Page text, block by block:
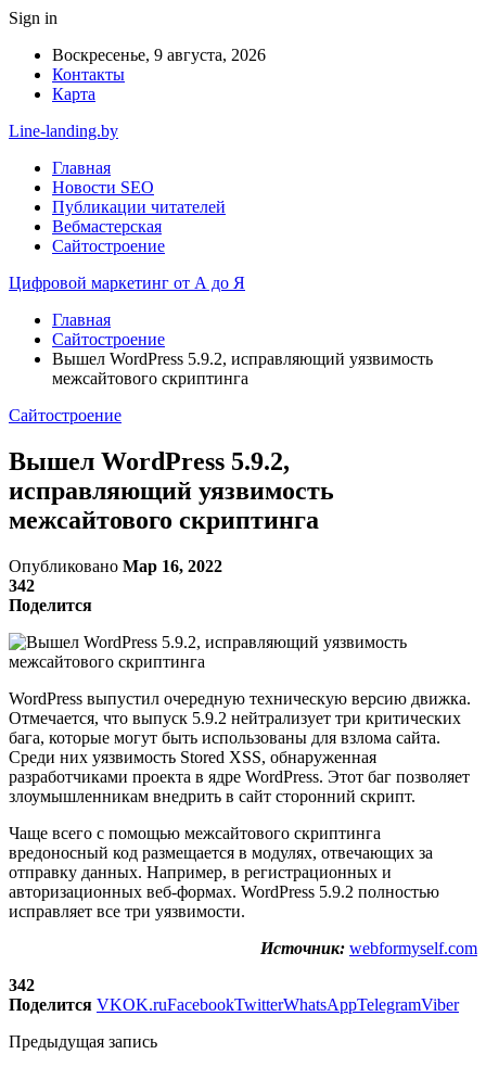
Sign in
Воскресенье, 9 августа, 2026
Контакты
Карта
Line-landing.by
Главная
Новости SEO
Публикации читателей
Вебмастерская
Сайтостроение
Цифровой маркетинг от А до Я
Главная
Сайтостроение
Вышел WordPress 5.9.2, исправляющий уязвимость
межсайтового скриптинга
Сайтостроение
Вышел WordPress 5.9.2,
исправляющий уязвимость
межсайтового скриптинга
Опубликовано Мар 16, 2022
342
Поделится
WordPress выпустил очередную техническую версию движка.
Отмечается, что выпуск 5.9.2 нейтрализует три критических
бага, которые могут быть использованы для взлома сайта.
Среди них уязвимость Stored XSS, обнаруженная
разработчиками проекта в ядре WordPress. Этот баг позволяет
злоумышленникам внедрить в сайт сторонний скрипт.
Чаще всего с помощью межсайтового скриптинга
вредоносный код размещается в модулях, отвечающих за
отправку данных. Например, в регистрационных и
авторизационных веб-формах. WordPress 5.9.2 полностью
исправляет все три уязвимости.
Источник: webformyself.com
342
Поделится VKOK.ruFacebookTwitterWhatsAppTelegramViber
Предыдущая запись